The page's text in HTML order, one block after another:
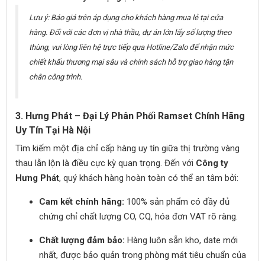
Lưu ý: Báo giá trên áp dụng cho khách hàng mua lẻ tại cửa
hàng. Đối với các đơn vị nhà thầu, dự án lớn lấy số lượng theo
thùng, vui lòng liên hệ trực tiếp qua Hotline/Zalo để nhận mức
chiết khấu thương mại sâu và chính sách hỗ trợ giao hàng tận
chân công trình.
3. Hưng Phát – Đại Lý Phân Phối Ramset Chính Hãng
Uy Tín Tại Hà Nội
Tìm kiếm một địa chỉ cấp hàng uy tín giữa thị trường vàng
thau lẫn lộn là điều cực kỳ quan trọng. Đến với Công ty
Hưng Phát, quý khách hàng hoàn toàn có thể an tâm bởi:
Cam kết chính hãng: 100% sản phẩm có đầy đủ
chứng chỉ chất lượng CO, CQ, hóa đơn VAT rõ ràng.
Chất lượng đảm bảo: Hàng luôn sẵn kho, date mới
nhất, được bảo quản trong phòng mát tiêu chuẩn của